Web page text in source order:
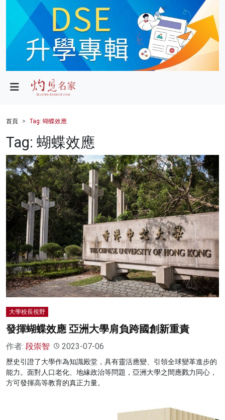
政局
財經
健康
商業
科技
影片
名家榜
灼見活動
關於我們
首頁 Tag: 蝴蝶效應
Tag: 蝴蝶效應
大學校長視野
發揮蝴蝶效應 亞洲大學肩負跨國創新重責
作者: 段崇智 2023-07-06
歷史引證了大學作為知識殿堂，具有靈活應變、引領全球變革進步的
能力。面對人口老化、地緣政治等問題，亞洲大學之間應戮力同心，
方可發揮高等教育的真正力量。